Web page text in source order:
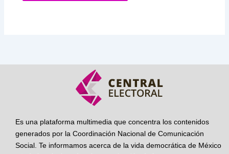
Es una plataforma multimedia que concentra los contenidos
generados por la Coordinación Nacional de Comunicación
Social. Te informamos acerca de la vida democrática de México